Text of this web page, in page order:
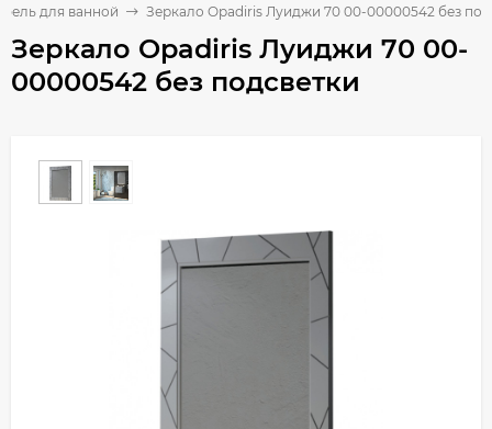
для ванной Зеркало Opadiris Луиджи 70 00-00000542 без
Зеркало Opadiris Луиджи 70 00-
00000542 без подсветки